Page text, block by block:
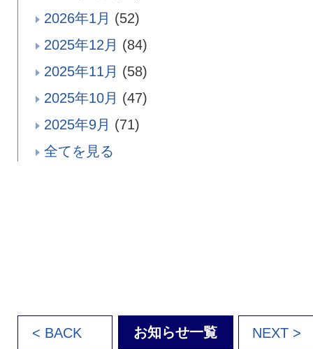
2026年1月 (52)
2025年12月 (84)
2025年11月 (58)
2025年10月 (47)
2025年9月 (71)
全てを見る
< BACK お知らせ一覧 NEXT >